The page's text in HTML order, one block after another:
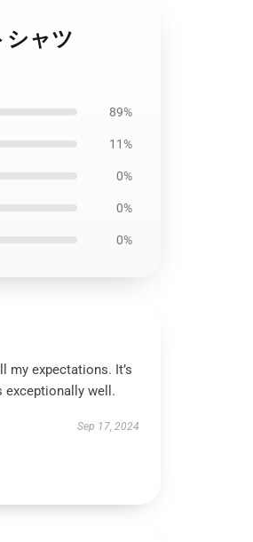
シャツ
89%
11%
0%
0%
0%
my expectations. It’s
exceptionally well.
Sep 17, 2024